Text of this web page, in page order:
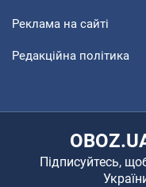
Реклама на сайті
Редакційна політика
Підписуйтесь,